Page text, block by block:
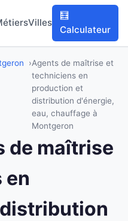
Villes
🧮
Calculateur
Agents de maîtrise et
techniciens en
production et
distribution d'énergie,
eau, chauffage à
Montgeron
de maîtrise
en